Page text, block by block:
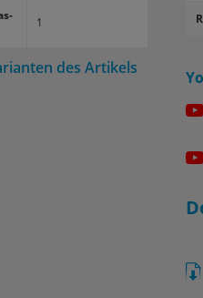
1
des Artikels